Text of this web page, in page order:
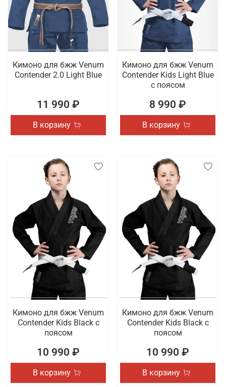
Кимоно для бжж Venum
Contender 2.0 Light Blue
11 990 ₽
В корзину
Кимоно для бжж Venum
Contender Kids Light Blue
с поясом
8 990 ₽
В корзину
Кимоно для бжж Venum
Contender Kids Black с
поясом
10 990 ₽
В корзину
Кимоно для бжж Venum
Contender Kids Black с
поясом
10 990 ₽
В корзину